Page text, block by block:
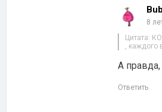
8
Цитата:
, каждого
А правда,
Ответить